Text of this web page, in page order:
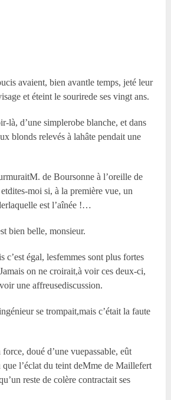
avaient, bien avantle temps, jeté leur
et éteint le sourirede ses vingt ans.
là, d’une simplerobe blanche, et dans
blonds relevés à lahâte pendait une
de Boursonne à l’oreille de
moi si, à la première vue, un
est l’aînée !…
bien belle, monsieur.
c’est égal, lesfemmes sont plus fortes
on ne croirait,à voir ces deux-ci,
une affreusediscussion.
se trompait,mais c’était la faute
doué d’une vuepassable, eût
l’éclat du teint deMme de Maillefert
reste de colère contractait ses